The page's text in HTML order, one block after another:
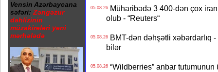
Vensin Azərbaycana
səfəri: Zəngəzur
dəhlizinin
müzakirələri yeni
mərhələdə
05.08.26Müharibədə 3 400-dən çox
olub - “Reuters“
05.08.26BMT-dən dəhşətli xəbərdarlıq
bilər
05.08.26“Wildberries” anbar tutumunun